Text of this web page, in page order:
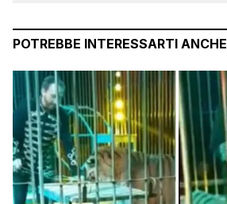
POTREBBE INTERESSARTI ANCHE